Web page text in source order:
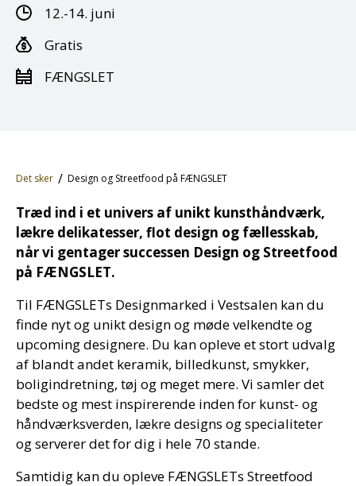
12.-14. juni
Gratis
FÆNGSLET
Det sker Design og Streetfood på FÆNGSLET
Træd ind i et univers af unikt kunsthåndværk,
lækre delikatesser, flot design og fællesskab,
når vi gentager successen Design og Streetfood
på FÆNGSLET.
Til FÆNGSLETs Designmarked i Vestsalen kan du
finde nyt og unikt design og møde velkendte og
upcoming designere. Du kan opleve et stort udvalg
af blandt andet keramik, billedkunst, smykker,
boligindretning, tøj og meget mere. Vi samler det
bedste og mest inspirerende inden for kunst- og
håndværksverden, lækre designs og specialiteter
og serverer det for dig i hele 70 stande.
Samtidig kan du opleve FÆNGSLETs Streetfood